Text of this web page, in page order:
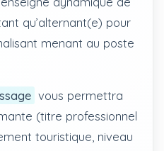
qu’alternant(e) pour
menant au poste
vous permettra
(titre professionnel
touristique, niveau